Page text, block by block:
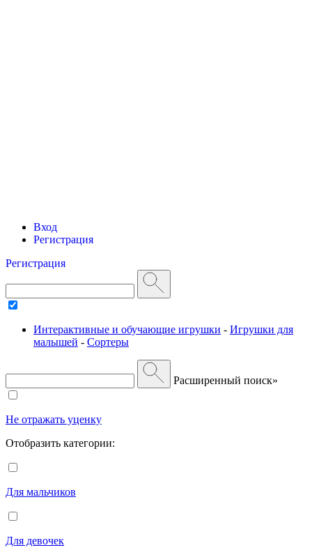
Вход
Регистрация
Регистрация
Интерактивные и обучающие игрушки - Игрушки для
малышей - Сортеры
Расширенный поиск»
Не отражать уценку
Отобразить категории:
Для мальчиков
Для девочек